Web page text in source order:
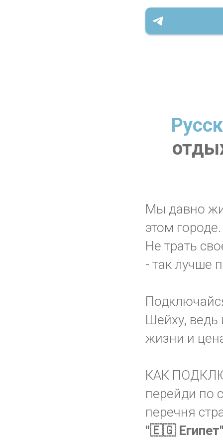
Мы давно
этом городе.
Не трать
- так лучше
Шейху, ведь
жизни и
КАК
перейди по
перечня
"🇪🇬